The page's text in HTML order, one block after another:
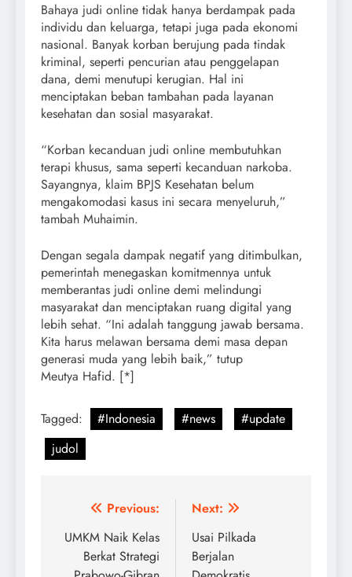
Bahaya judi online tidak hanya berdampak pada
individu dan keluarga, tetapi juga pada ekonomi
nasional. Banyak korban berujung pada tindak
kriminal, seperti pencurian atau penggelapan
dana, demi menutupi kerugian. Hal ini
menciptakan beban tambahan pada layanan
kesehatan dan sosial masyarakat.
“Korban kecanduan judi online membutuhkan
terapi khusus, sama seperti kecanduan narkoba.
Sayangnya, klaim BPJS Kesehatan belum
mengakomodasi kasus ini secara menyeluruh,”
tambah Muhaimin.
Dengan segala dampak negatif yang ditimbulkan,
pemerintah menegaskan komitmennya untuk
memberantas judi online demi melindungi
masyarakat dan menciptakan ruang digital yang
lebih sehat. “Ini adalah tanggung jawab bersama.
Kita harus melawan bersama demi masa depan
generasi muda yang lebih baik,” tutup
Meutya Hafid. [*]
Tagged: #Indonesia #news
#update
judol
Post
navigation
Previous:
UMKM Naik Kelas
Berkat Strategi
Next:
Usai Pilkada
Berjalan